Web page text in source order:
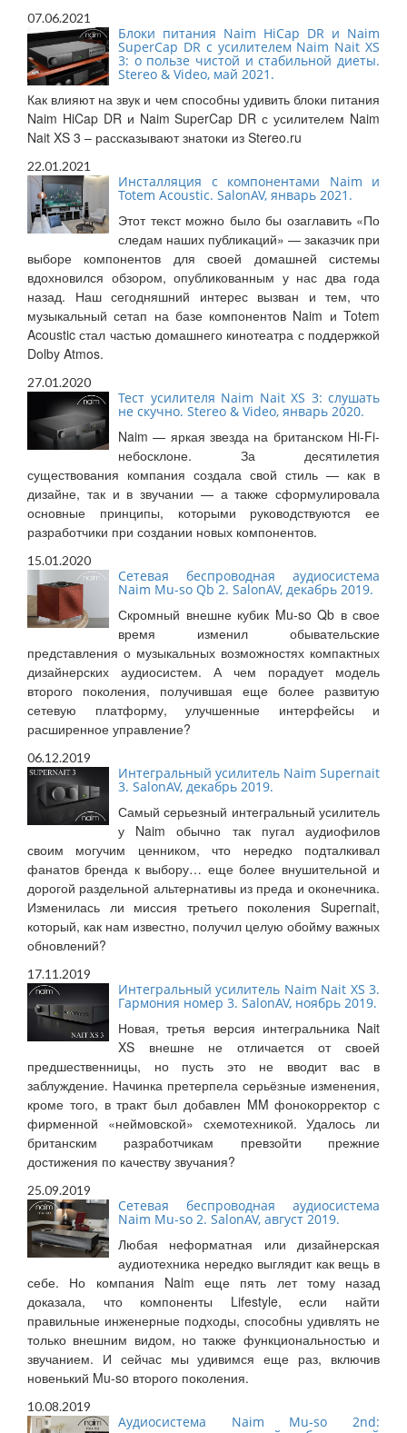
07.06.2021
Блоки питания Naim HiCap DR и Naim
SuperCap DR с усилителем Naim Nait XS
3: о пользе чистой и стабильной диеты.
Stereo & Video, май 2021.
Как влияют на звук и чем способны удивить блоки питания
Naim HiCap DR и Naim SuperCap DR с усилителем Naim
Nait XS 3 – рассказывают знатоки из Stereo.ru
22.01.2021
Инсталляция с компонентами Naim и
Totem Acoustic. SalonAV, январь 2021.
Этот текст можно было бы озаглавить «По
следам наших публикаций» — заказчик при
выборе компонентов для своей домашней системы
вдохновился обзором, опубликованным у нас два года
назад. Наш сегодняшний интерес вызван и тем, что
музыкальный сетап на базе компонентов Naim и Totem
Acoustic стал частью домашнего кинотеатра с поддержкой
Dolby Atmos.
27.01.2020
Тест усилителя Naim Nait XS 3: слушать
не скучно. Stereo & Video, январь 2020.
Naim — яркая звезда на британском Hi-Fi-
небосклоне. За десятилетия
существования компания создала свой стиль — как в
дизайне, так и в звучании — а также сформулировала
основные принципы, которыми руководствуются ее
разработчики при создании новых компонентов.
15.01.2020
Сетевая беспроводная аудиосистема
Naim Mu-so Qb 2. SalonAV, декабрь 2019.
Скромный внешне кубик Mu-so Qb в свое
время изменил обывательские
представления о музыкальных возможностях компактных
дизайнерских аудиосистем. А чем порадует модель
второго поколения, получившая еще более развитую
сетевую платформу, улучшенные интерфейсы и
расширенное управление?
06.12.2019
Интегральный усилитель Naim Supernait
3. SalonAV, декабрь 2019.
Самый серьезный интегральный усилитель
у Naim обычно так пугал аудиофилов
своим могучим ценником, что нередко подталкивал
фанатов бренда к выбору… еще более внушительной и
дорогой раздельной альтернативы из преда и оконечника.
Изменилась ли миссия третьего поколения Supernait,
который, как нам известно, получил целую обойму важных
обновлений?
17.11.2019
Интегральный усилитель Naim Nait XS 3.
Гармония номер 3. SalonAV, ноябрь 2019.
Новая, третья версия интегральника Nait
XS внешне не отличается от своей
предшественницы, но пусть это не вводит вас в
заблуждение. Начинка претерпела серьёзные изменения,
кроме того, в тракт был добавлен MM фонокорректор с
фирменной «неймовской» схемотехникой. Удалось ли
британским разработчикам превзойти прежние
достижения по качеству звучания?
25.09.2019
Сетевая беспроводная аудиосистема
Naim Mu-so 2. SalonAV, август 2019.
Любая неформатная или дизайнерская
аудиотехника нередко выглядит как вещь в
себе. Но компания Naim еще пять лет тому назад
доказала, что компоненты Lifestyle, если найти
правильные инженерные подходы, способны удивлять не
только внешним видом, но также функциональностью и
звучанием. И сейчас мы удивимся еще раз, включив
новенький Mu-so второго поколения.
10.08.2019
Аудиосистема Naim Mu-so 2nd: